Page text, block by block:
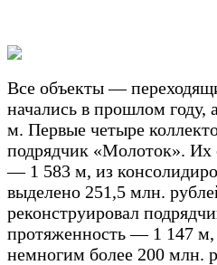
Все объекты —
начались в прошлом году,
м. Первые четыре
подрядчик «Молоток». Их
— 1 583 м, из
выделено 251,5 млн.
реконструировал
протяженность — 1 147
немногим более 200 млн.